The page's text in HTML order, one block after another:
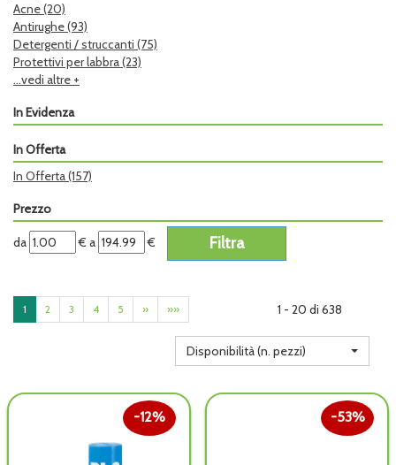
Acne(20)
Antirughe(93)
Detergenti / struccanti (75)
Protettivi per labbra(23)
...vedi altre +
In Evidenza
In Offerta
In Offerta(157)
Prezzo
filtra
da
da €
filtra
a
a €
1 2 3 4 5 » »» 1 - 20 di 638
Disponibilità (n. pezzi)
12% 53%